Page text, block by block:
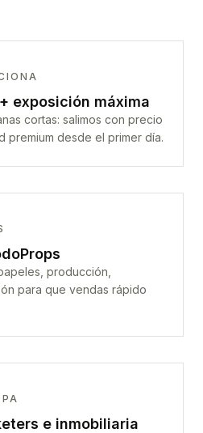
exposición máxima
cortas: salimos con precio
premium desde el primer día.
producción,
para que vendas rápido
e inmobiliaria